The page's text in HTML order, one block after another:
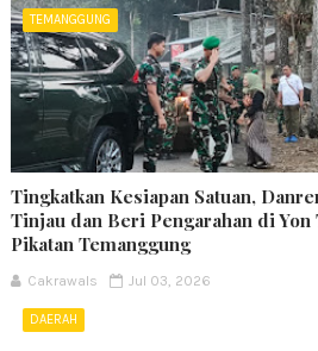
TEMANGGUNG
Tingkatkan Kesiapan Satuan,
Tinjau dan Beri Pengarahan di Yon
Pikatan Temanggung
Cakrawals Jul 03, 2026
DAERAH